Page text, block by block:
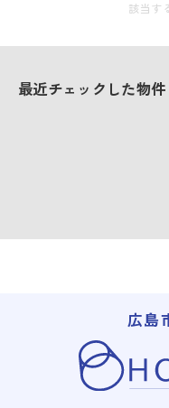
該当す
最近チェックした物件
広島